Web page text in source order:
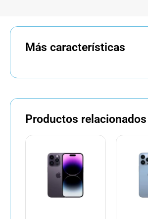
Más características
Productos relacionados